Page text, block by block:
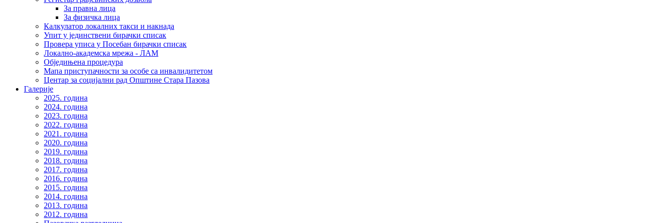
За правна лица
За физичка лица
Калкулатор локалних такси и накнада
Упит у јединствени бирачки списак
Провера уписа у Посебан бирачки списак
Локално-академска мрежа - ЛАМ
Обједињена процедура
Мапа приступачности за особе са инвалидитетом
Центар за социјални рад Општине Стара Пазова
Галерије
2025. година
2024. година
2023. година
2022. година
2021. година
2020. година
2019. година
2018. година
2017. година
2016. година
2015. година
2014. година
2013. година
2012. година